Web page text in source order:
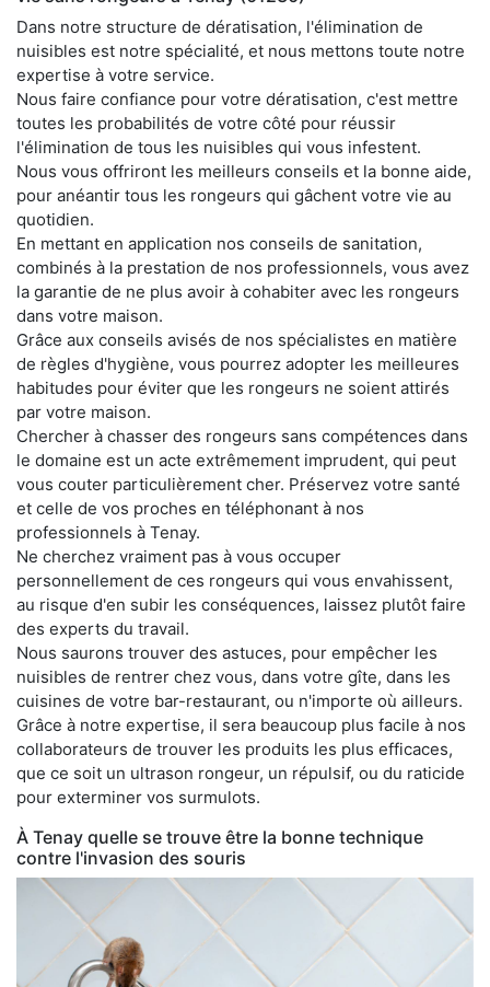
Dans notre structure de dératisation, l'élimination de
nuisibles est notre spécialité, et nous mettons toute notre
expertise à votre service.
Nous faire confiance pour votre dératisation, c'est mettre
toutes les probabilités de votre côté pour réussir
l'élimination de tous les nuisibles qui vous infestent.
Nous vous offriront les meilleurs conseils et la bonne aide,
pour anéantir tous les rongeurs qui gâchent votre vie au
quotidien.
En mettant en application nos conseils de sanitation,
combinés à la prestation de nos professionnels, vous avez
la garantie de ne plus avoir à cohabiter avec les rongeurs
dans votre maison.
Grâce aux conseils avisés de nos spécialistes en matière
de règles d'hygiène, vous pourrez adopter les meilleures
habitudes pour éviter que les rongeurs ne soient attirés
par votre maison.
Chercher à chasser des rongeurs sans compétences dans
le domaine est un acte extrêmement imprudent, qui peut
vous couter particulièrement cher. Préservez votre santé
et celle de vos proches en téléphonant à nos
professionnels à Tenay.
Ne cherchez vraiment pas à vous occuper
personnellement de ces rongeurs qui vous envahissent,
au risque d'en subir les conséquences, laissez plutôt faire
des experts du travail.
Nous saurons trouver des astuces, pour empêcher les
nuisibles de rentrer chez vous, dans votre gîte, dans les
cuisines de votre bar-restaurant, ou n'importe où ailleurs.
Grâce à notre expertise, il sera beaucoup plus facile à nos
collaborateurs de trouver les produits les plus efficaces,
que ce soit un ultrason rongeur, un répulsif, ou du raticide
pour exterminer vos surmulots.
À Tenay quelle se trouve être la bonne technique
contre l'invasion des souris